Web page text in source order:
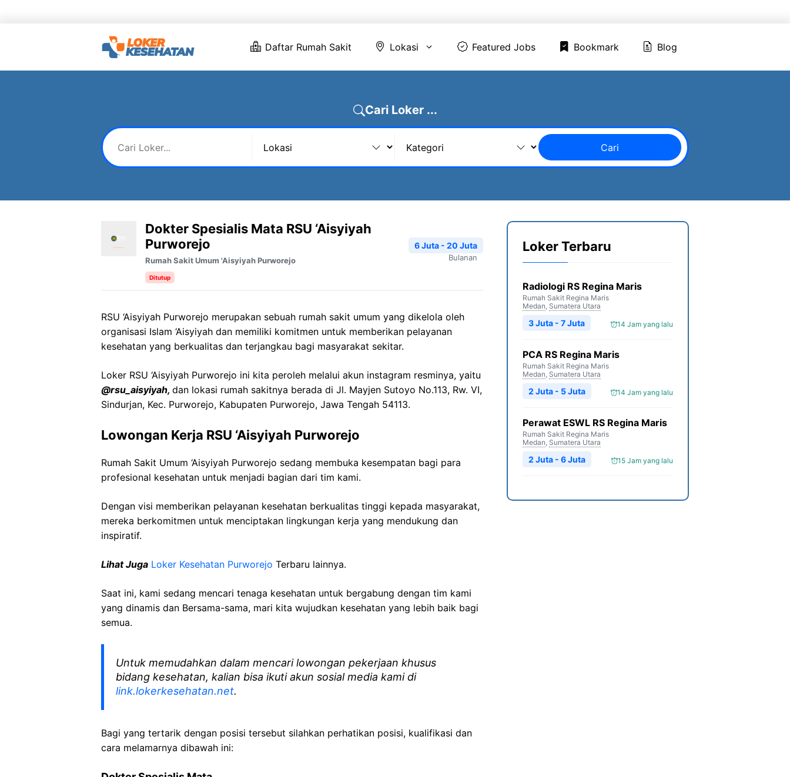
Daftar Rumah Sakit Lokasi Featured Jobs Bookmark Blog
Cari Loker ...
Cari
Dokter Spesialis Mata RSU ‘Aisyiyah
Purworejo
Rumah Sakit Umum 'Aisyiyah Purworejo
Ditutup
6 Juta - 20 Juta
Bulanan
RSU ‘Aisyiyah Purworejo merupakan sebuah rumah sakit umum yang dikelola oleh
organisasi Islam ‘Aisyiyah dan memiliki komitmen untuk memberikan pelayanan
kesehatan yang berkualitas dan terjangkau bagi masyarakat sekitar.
Loker RSU ‘Aisyiyah Purworejo ini kita peroleh melalui akun instagram resminya, yaitu
@rsu_aisyiyah, dan lokasi rumah sakitnya berada di Jl. Mayjen Sutoyo No.113, Rw. VI,
Sindurjan, Kec. Purworejo, Kabupaten Purworejo, Jawa Tengah 54113.
Lowongan Kerja RSU ‘Aisyiyah Purworejo
Rumah Sakit Umum ‘Aisyiyah Purworejo sedang membuka kesempatan bagi para
profesional kesehatan untuk menjadi bagian dari tim kami.
Dengan visi memberikan pelayanan kesehatan berkualitas tinggi kepada masyarakat,
mereka berkomitmen untuk menciptakan lingkungan kerja yang mendukung dan
inspiratif.
Lihat Juga Loker Kesehatan Purworejo Terbaru lainnya.
Saat ini, kami sedang mencari tenaga kesehatan untuk bergabung dengan tim kami
yang dinamis dan Bersama-sama, mari kita wujudkan kesehatan yang lebih baik bagi
semua.
Untuk memudahkan dalam mencari lowongan pekerjaan khusus
bidang kesehatan, kalian bisa ikuti akun sosial media kami di
link.lokerkesehatan.net.
Bagi yang tertarik dengan posisi tersebut silahkan perhatikan posisi, kualifikasi dan
cara melamarnya dibawah ini:
Loker Terbaru
Radiologi RS Regina Maris
Rumah Sakit Regina Maris
Medan, Sumatera Utara
14 Jam yang lalu
3 Juta - 7 Juta
PCA RS Regina Maris
Rumah Sakit Regina Maris
Medan, Sumatera Utara
14 Jam yang lalu
2 Juta - 5 Juta
Perawat ESWL RS Regina Maris
Rumah Sakit Regina Maris
Medan, Sumatera Utara
15 Jam yang lalu
2 Juta - 6 Juta